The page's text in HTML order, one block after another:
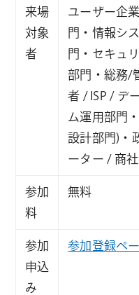
来場
対象
者
ユーザー企
門・情報シ
門・セキュ
部門・総務/
者 / ISP / デ
ム運用部門
設計部門)・
ーター / 商社
参加
料
無料
参加
申込
み
参加登録ペ